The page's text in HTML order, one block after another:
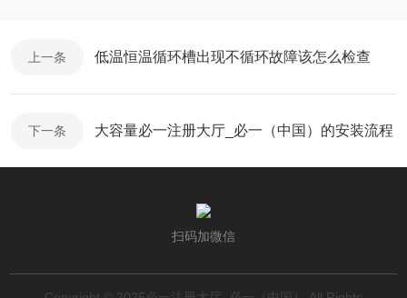
上一条 低温恒温循环槽出现不循环故障该怎么检查
下一条 大容量必一注册大厅_必一（中国）的安装流程
扫码加微信